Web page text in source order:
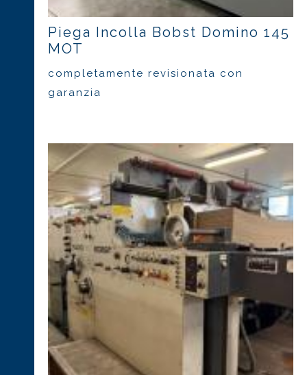
Piega Incolla Bobst Domino 145
MOT
completamente revisionata con
garanzia